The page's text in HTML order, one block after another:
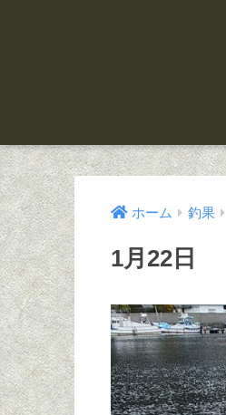
ホーム 釣果
1月22日